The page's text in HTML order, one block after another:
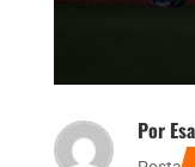
Por